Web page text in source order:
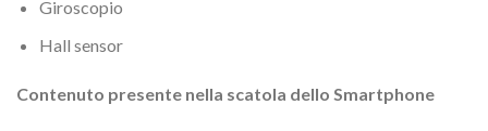
Giroscopio
Hall sensor
Contenuto presente nella scatola dello Smartphone